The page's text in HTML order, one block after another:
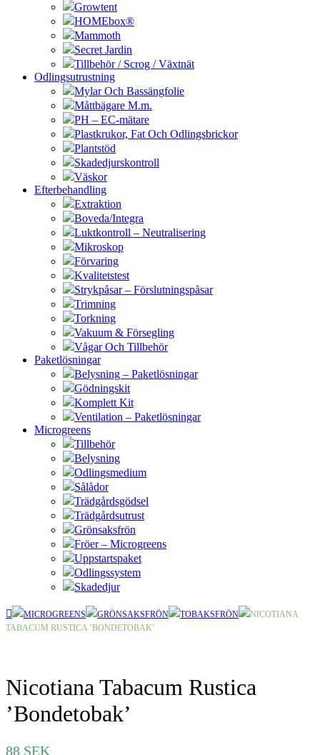
Growtent
HOMEbox®
Mammoth
Secret Jardin
Tillbehör / Scrog / Växtnät
Odlingsutrustning
Mylar Och Bassängfolie
Måttbägare M.m.
PH – EC-mätare
Plastkrukor, Fat Och Odlingsbrickor
Plantstöd
Skadedjurskontroll
Väskor
Efterbehandling
Extraktion
Boveda/Integra
Luktkontroll – Neutralisering
Mikroskop
Förvaring
Kvalitetstest
Strykpåsar – Förslutningspåsar
Trimning
Torkning
Vakuum & Försegling
Vågar Och Tillbehör
Paketlösningar
Belysning – Paketlösningar
Gödningskit
Komplett Kit
Ventilation – Paketlösningar
Microgreens
Tillbehör
Belysning
Odlingsmedium
Sålådor
Trädgårdsgödsel
Trädgårdsutrust
Grönsaksfrön
Fröer – Microgreens
Uppstartspaket
Odlingssystem
Skadedjur
MICROGREENS GRÖNSAKSFRÖN TOBAKSFRÖN
NICOTIANA
TABACUM RUSTICA ’BONDETOBAK’
Nicotiana Tabacum Rustica
’Bondetobak’
88 SEK